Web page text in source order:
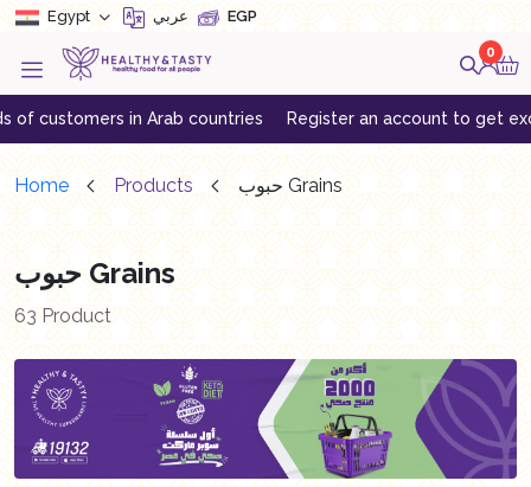
Egypt عربي EGP
0
countries Register an account to get exclusive offers
Home Products حبوب Grains
حبوب Grains
63 Product